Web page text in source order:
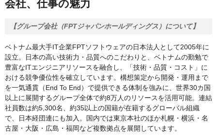
会社、仕事の魅力
【グループ会社（FPTジャパンホールディングス）について】
ベトナム最大手IT企業FPTソフトウェアの日本法人として2005年に
設立。日本の高い技術力・品質へのこだわりと、ベトナムの勤勉で
豊富なITエンジニアリソースを融合し、「技術・品質・コスト」に
おける競争優位性を確立しています。構想策定から開発・運用まで
を一気通貫（End To End）で提供できる体制を強みに、世界30カ国
以上に展開するグループ全体で約8万人のリソースを活用可能。連結
社員数は約5,300名、約35以上の国籍が在籍するグローバル組織
で、日本経団連にも加入。国内では東京本社のほか札幌・横浜・名
古屋・大阪・広島・福岡など複数拠点を展開しています。